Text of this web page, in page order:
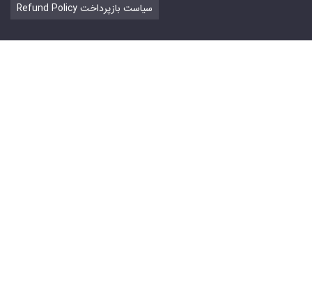
Refund Policy سیاست بازپرداخت